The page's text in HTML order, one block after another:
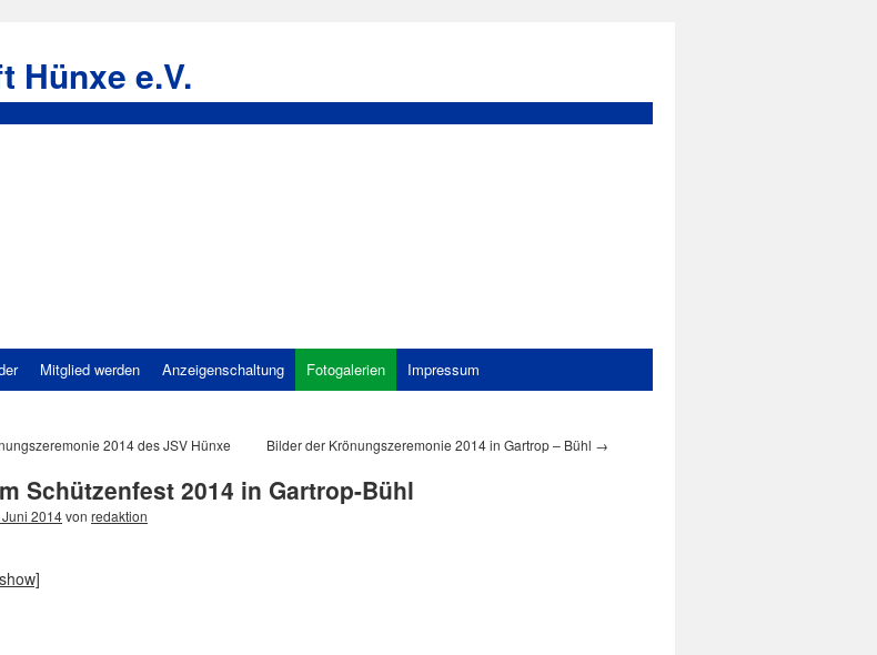
Hünxe e.V.
Mitglied werden Anzeigenschaltung Fotogalerien Impressum
2014 des JSV Hünxe Bilder der Krönungszeremonie 2014 in Gartrop – Bühl →
Schützenfest 2014 in Gartrop-Bühl
Juni 2014von redaktion